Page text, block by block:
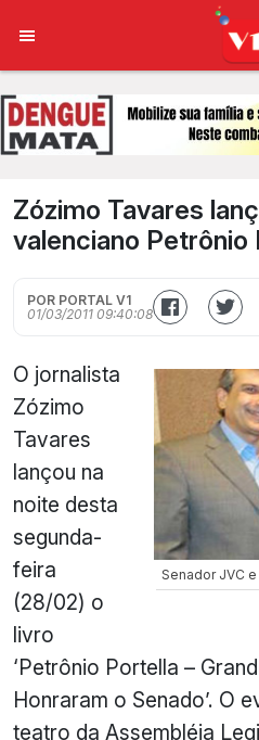
Zózimo Tavares
valenciano Petrônio
POR PORTAL V1
01/03/2011 09:40:08
Senador JVC
O jornalista
Zózimo
Tavares
lançou na
noite desta
segunda-
feira
(28/02) o
livro
‘Petrônio Portella –
Honraram o Senado’. O
teatro da Assembléia